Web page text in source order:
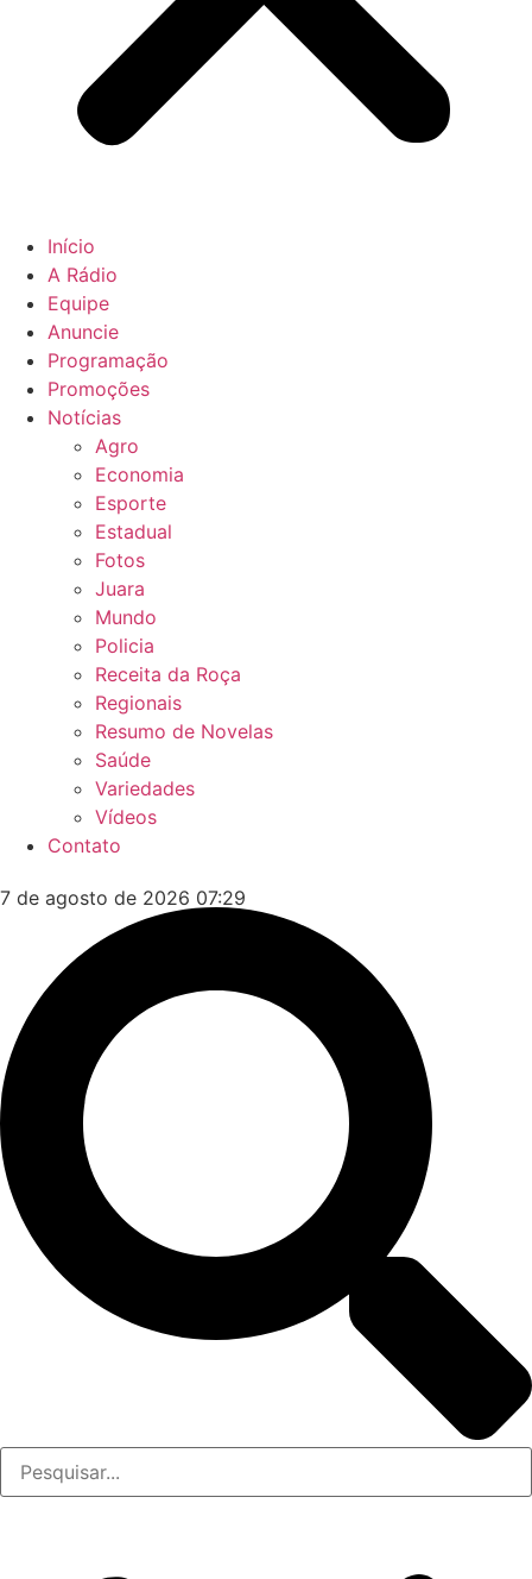
Início
A Rádio
Equipe
Anuncie
Programação
Promoções
Notícias
Agro
Economia
Esporte
Estadual
Fotos
Juara
Mundo
Policia
Receita da Roça
Regionais
Resumo de Novelas
Saúde
Variedades
Vídeos
Contato
7 de agosto de 2026 07:29